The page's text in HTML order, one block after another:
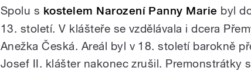
Spolu s kostelem Narození Panny Marie byl
13. století. V klášteře se vzdělávala i dcera
Anežka Česká. Areál byl v 18. století barokně
Josef II. klášter nakonec zrušil. Premonstrátky